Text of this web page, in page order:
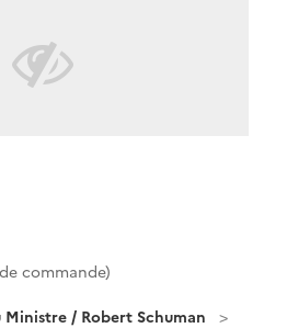
commande)
/ Robert Schuman